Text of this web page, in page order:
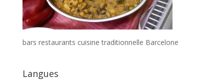
bars restaurants cuisine traditionnelle Barcelone
Langues